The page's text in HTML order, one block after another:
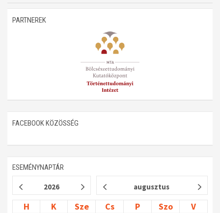
PARTNEREK
FACEBOOK KÖZÖSSÉG
ESEMÉNYNAPTÁR
2026 augusztus
H K Sze Cs P Szo V